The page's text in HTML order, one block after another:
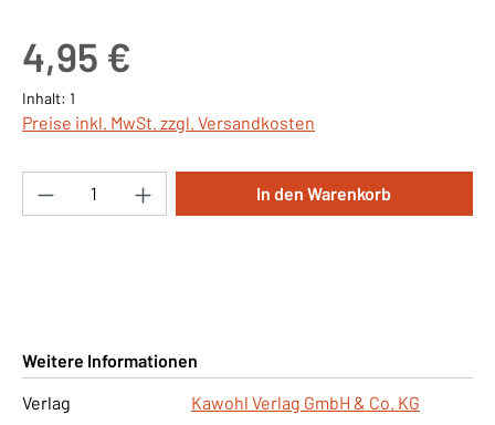
4,95 €
Inhalt: 1
Preise inkl. MwSt. zzgl. Versandkosten
Produkt Anzahl: Gib den gewünschten
In den Warenkorb
Weitere Informationen
Verlag
Kawohl Verlag GmbH & Co. KG